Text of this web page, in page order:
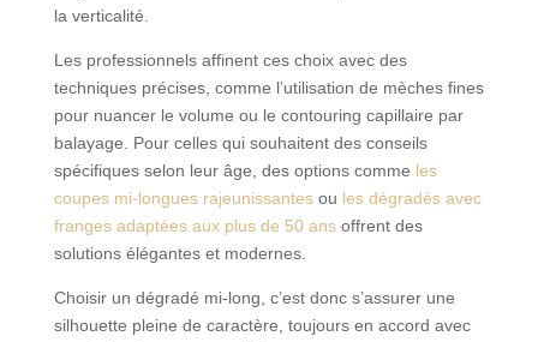
la verticalité.
Les professionnels affinent ces choix avec des
techniques précises, comme l’utilisation de mèches fines
pour nuancer le volume ou le contouring capillaire par
balayage. Pour celles qui souhaitent des conseils
spécifiques selon leur âge, des options comme les
coupes mi-longues rajeunissantesou les dégradés avec
franges adaptées aux plus de 50 ansoffrent des
solutions élégantes et modernes.
Choisir un dégradé mi-long, c’est donc s’assurer une
silhouette pleine de caractère, toujours en accord avec